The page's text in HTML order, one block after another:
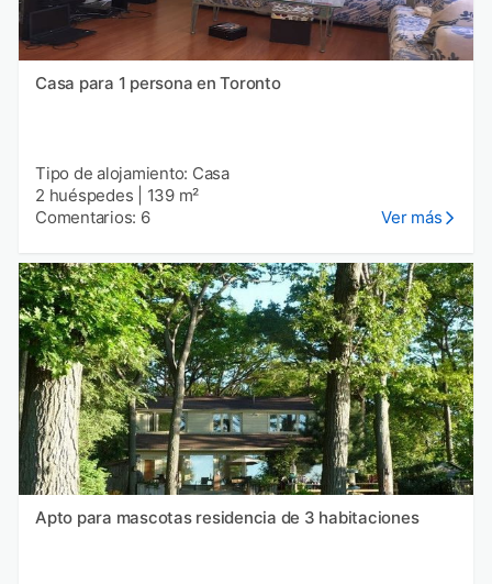
Casa para 1 persona en Toronto
Tipo de alojamiento: Casa
2 huéspedes
139 m²
Comentarios: 6
Ver más
Apto para mascotas residencia de 3 habitaciones